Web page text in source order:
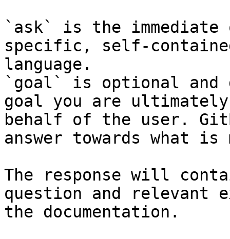
`ask` is the
specific, self-
language.
`goal` is optional and
goal you are
behalf of the user.
answer towards what
The response will
question and relevant
the documentation.